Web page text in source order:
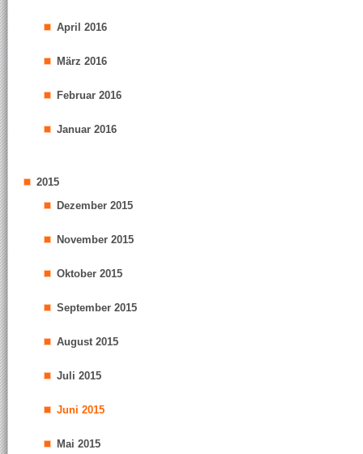
April 2016
März 2016
Februar 2016
Januar 2016
2015
Dezember 2015
November 2015
Oktober 2015
September 2015
August 2015
Juli 2015
Juni 2015
Mai 2015